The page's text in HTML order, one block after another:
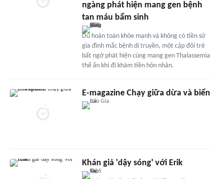
ngàng phát hiện mang gen bệnh
tan máu bẩm sinh
Dù hoàn toàn khỏe mạnh và không có tiền sử
gia đình mắc bệnh di truyền, một cặp đôi trẻ
bất ngờ phát hiện cùng mang gen Thalassemia
thể ẩn khi đi khám tiền hôn nhân.
E-magazine Chạy giữa dừa và biển
Khán giả 'dậy sóng' với Erik